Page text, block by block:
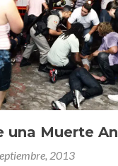
una Muerte
2013